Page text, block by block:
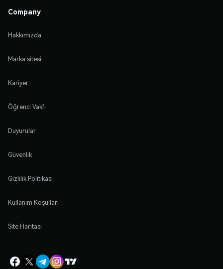
Company
Hakkımızda
Marka sitesi
Kariyer
Öğrenci Vakfı
Duyurular
Güvenlik
Gizlilik Politikası
Kullanım Koşulları
Site Haritası